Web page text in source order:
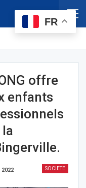
offre
enfants
SOCIETE
2022
FR